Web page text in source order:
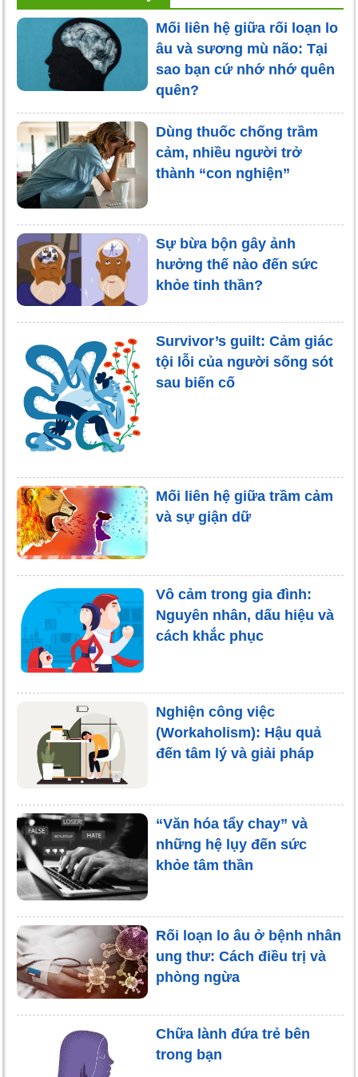
Mối liên hệ giữa rối loạn lo
âu và sương mù não: Tại
sao bạn cứ nhớ nhớ quên
quên?
Dùng thuốc chống trầm
cảm, nhiều người trở
thành “con nghiện”
Sự bừa bộn gây ảnh
hưởng thế nào đến sức
khỏe tinh thần?
Survivor’s guilt: Cảm giác
tội lỗi của người sống sót
sau biến cố
Mối liên hệ giữa trầm cảm
và sự giận dữ
Vô cảm trong gia đình:
Nguyên nhân, dấu hiệu và
cách khắc phục
Nghiện công việc
(Workaholism): Hậu quả
đến tâm lý và giải pháp
“Văn hóa tẩy chay” và
những hệ lụy đến sức
khỏe tâm thần
Rối loạn lo âu ở bệnh nhân
ung thư: Cách điều trị và
phòng ngừa
Chữa lành đứa trẻ bên
trong bạn